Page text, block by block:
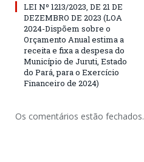
LEI Nº 1213/2023, DE 21 DE
DEZEMBRO DE 2023 (LOA
2024-Dispõem sobre o
Orçamento Anual estima a
receita e fixa a despesa do
Município de Juruti, Estado
do Pará, para o Exercício
Financeiro de 2024)
Os comentários estão fechados.